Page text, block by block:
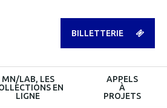
BILLETTERIE
MN/LAB, LES
EN
LIGNE
APPELS
À
PROJETS